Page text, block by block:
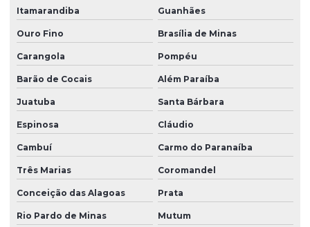
Itamarandiba Guanhães
Ouro Fino Brasília de Minas
Carangola Pompéu
Barão de Cocais Além Paraíba
Juatuba Santa Bárbara
Espinosa Cláudio
Cambuí Carmo do Paranaíba
Três Marias Coromandel
Conceição das Alagoas Prata
Rio Pardo de Minas Mutum